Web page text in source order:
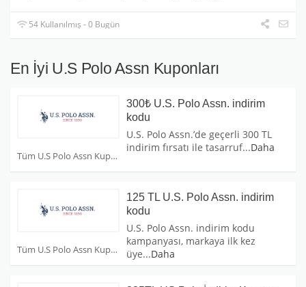
54 Kullanılmış - 0 Bugün
En İyi U.S Polo Assn Kuponları
Tüm U.S Polo Assn Kuponları
300₺ U.S. Polo Assn. indirim
kodu
U.S. Polo Assn.’de geçerli 300 TL
indirim fırsatı ile tasarruf...Daha
Tüm U.S Polo Assn Kuponları
125 TL U.S. Polo Assn. indirim
kodu
U.S. Polo Assn. indirim kodu
kampanyası, markaya ilk kez
üye...Daha